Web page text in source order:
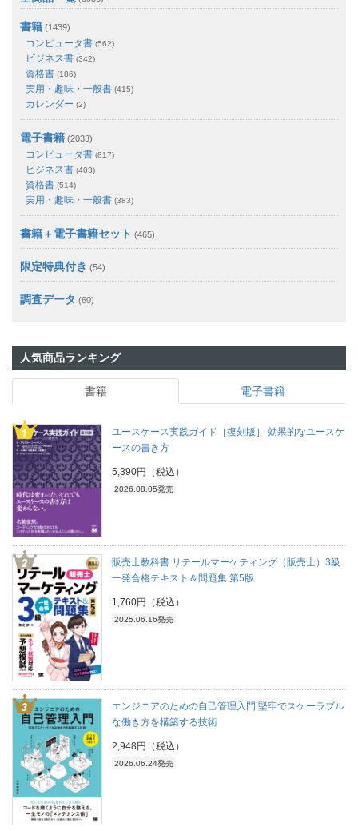
書籍 (1439)
コンピュータ書 (562)
ビジネス書 (342)
資格書 (186)
実用・趣味・一般書 (415)
カレンダー (2)
電子書籍 (2033)
コンピュータ書 (817)
ビジネス書 (403)
資格書 (514)
実用・趣味・一般書 (383)
書籍＋電子書籍セット (465)
限定特典付き (54)
調査データ (60)
人気商品ランキング
書籍 電子書籍
ユースケース実践ガイド［復刻版］ 効果的なユースケ
ースの書き方
5,390円（税込）
2026.08.05発売
販売士教科書 リテールマーケティング（販売士）3級
一発合格テキスト＆問題集 第5版
1,760円（税込）
2025.06.16発売
エンジニアのための自己管理入門 堅牢でスケーラブル
な働き方を構築する技術
2,948円（税込）
2026.06.24発売